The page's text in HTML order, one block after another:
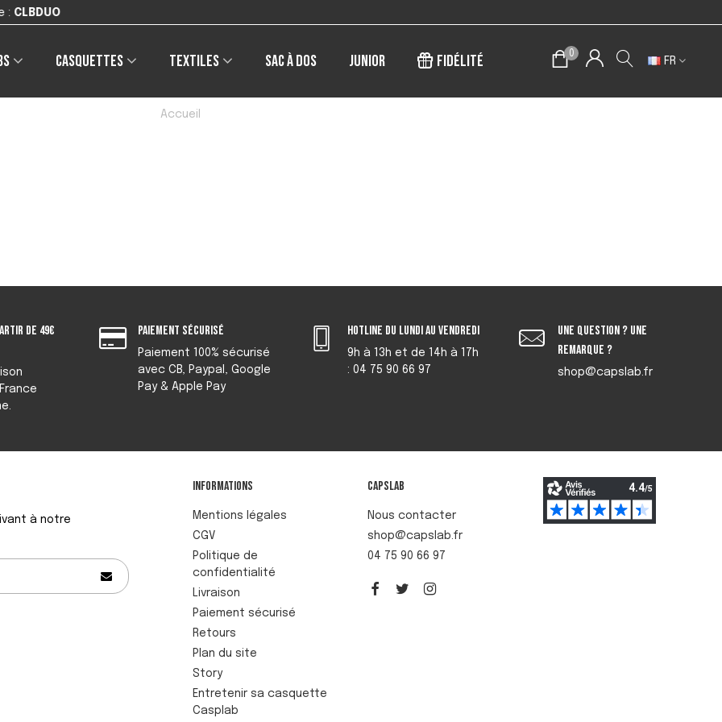
Casquettes Textiles Sac à dos Junior Fidélité 0
FR
Accueil
de 49€
Paiement sécurisé
Paiement 100% sécurisé
avec CB, Paypal, Google
Pay & Apple Pay
Hotline du lundi au vendredi
9h à 13h et de 14h à 17h
: 04 75 90 66 97
Une question ? Une
remarque ?
shop@capslab.fr
à notre
Informations
Mentions légales
CGV
Politique de
confidentialité
Livraison
Paiement sécurisé
Retours
Plan du site
Story
Entretenir sa casquette
Casplab
Capslab
Nous contacter
shop@capslab.fr
04 75 90 66 97